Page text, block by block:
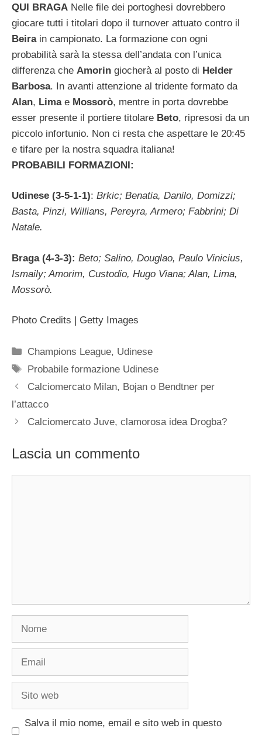
QUI BRAGA Nelle file dei portoghesi dovrebbero
giocare tutti i titolari dopo il turnover attuato contro il
Beirain campionato. La formazione con ogni
probabilità sarà la stessa dell’andata con l’unica
differenza che Amorin giocherà al posto di Helder
Barbosa. In avanti attenzione al tridente formato da
Alan, Limae Mossorò, mentre in porta dovrebbe
esser presente il portiere titolare Beto, ripresosi da un
piccolo infortunio. Non ci resta che aspettare le 20:45
e tifare per la nostra squadra italiana!
PROBABILI FORMAZIONI:
Udinese (3-5-1-1): Brkic; Benatia, Danilo, Domizzi;
Basta, Pinzi, Willians, Pereyra, Armero; Fabbrini; Di
Natale.
Braga (4-3-3): Beto; Salino, Douglao, Paulo Vinicius,
Ismaily; Amorim, Custodio, Hugo Viana; Alan, Lima,
Mossorò.
Photo Credits | Getty Images
Categorie
Champions League, Udinese
Tag
Probabile formazione Udinese
Calciomercato Milan, Bojan o Bendtner per
l’attacco
Calciomercato Juve, clamorosa idea Drogba?
Lascia un commento
Nome
Email
Sito
Salva il mio nome, email e sito web in questo